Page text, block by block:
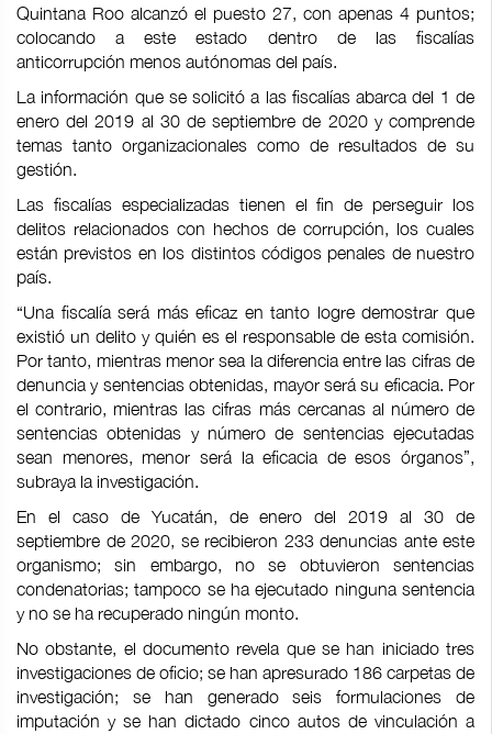
Quintana Roo alcanzó el puesto 27, con apenas 4 puntos;
colocando a este estado dentro de las fiscalías
anticorrupción menos autónomas del país.
La información que se solicitó a las fiscalías abarca del 1 de
enero del 2019 al 30 de septiembre de 2020 y comprende
temas tanto organizacionales como de resultados de su
gestión.
Las fiscalías especializadas tienen el fin de perseguir los
delitos relacionados con hechos de corrupción, los cuales
están previstos en los distintos códigos penales de nuestro
país.
“Una fiscalía será más eficaz en tanto logre demostrar que
existió un delito y quién es el responsable de esta comisión.
Por tanto, mientras menor sea la diferencia entre las cifras de
denuncia y sentencias obtenidas, mayor será su eficacia. Por
el contrario, mientras las cifras más cercanas al número de
sentencias obtenidas y número de sentencias ejecutadas
sean menores, menor será la eficacia de esos órganos”,
subraya la investigación.
En el caso de Yucatán, de enero del 2019 al 30 de
septiembre de 2020, se recibieron 233 denuncias ante este
organismo; sin embargo, no se obtuvieron sentencias
condenatorias; tampoco se ha ejecutado ninguna sentencia
y no se ha recuperado ningún monto.
No obstante, el documento revela que se han iniciado tres
investigaciones de oficio; se han apresurado 186 carpetas de
investigación; se han generado seis formulaciones de
imputación y se han dictado cinco autos de vinculación a